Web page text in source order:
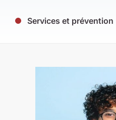
Services et prévention